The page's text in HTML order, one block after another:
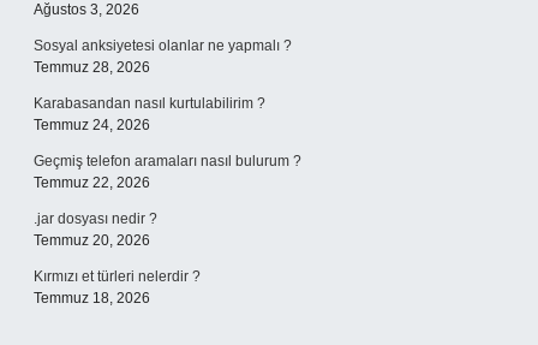
Ağustos 3, 2026
Sosyal anksiyetesi olanlar ne yapmalı ?
Temmuz 28, 2026
Karabasandan nasıl kurtulabilirim ?
Temmuz 24, 2026
Geçmiş telefon aramaları nasıl bulurum ?
Temmuz 22, 2026
.jar dosyası nedir ?
Temmuz 20, 2026
Kırmızı et türleri nelerdir ?
Temmuz 18, 2026